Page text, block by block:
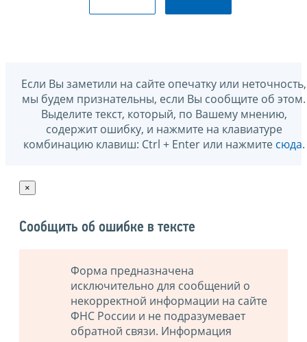
Если Вы заметили на сайте опечатку или неточность,
мы будем признательны, если Вы сообщите об этом.
Выделите текст, который, по Вашему мнению,
содержит ошибку, и нажмите на клавиатуре
комбинацию клавиш: Ctrl + Enter или нажмите сюда.
×
Сообщить об ошибке в тексте
Форма предназначена
исключительно для сообщений о
некорректной информации на сайте
ФНС России и не подразумевает
обратной связи. Информация